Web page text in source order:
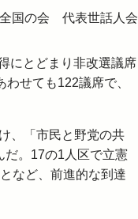
国の会 代表世話人会
にとどまり非改選議席
せても122議席で、
、「市民と野党の共
だ。17の1人区で立憲
など、前進的な到達